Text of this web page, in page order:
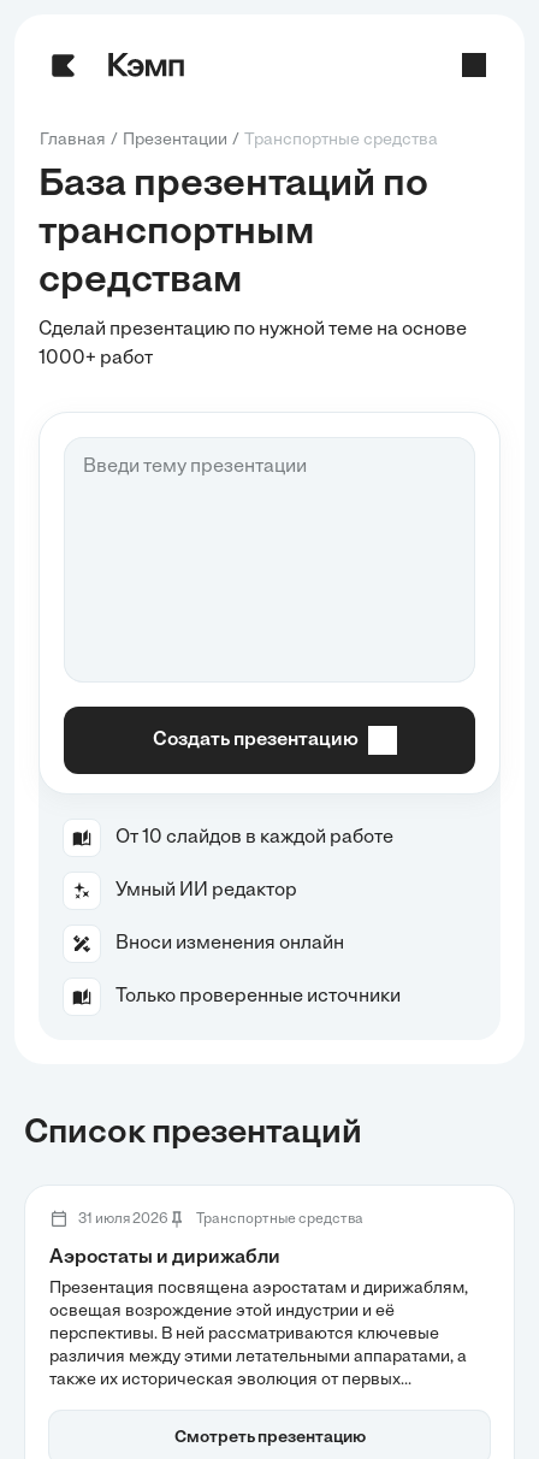
Главная Презентации Транспортные средства
База презентаций по
транспортным
средствам
Сделай презентацию по нужной теме на основе
1000+ работ
Создать презентацию
От 10 слайдов в каждой работе
Умный ИИ редактор
Вноси изменения онлайн
Только проверенные источники
Список презентаций
31 июля 2026 Транспортные средства
Аэростаты и дирижабли
Презентация посвящена аэростатам и дирижаблям,
освещая возрождение этой индустрии и её
перспективы. В ней рассматриваются ключевые
различия между этими летательными аппаратами, а
также их историческая эволюция от первых
конструкций. Также акцентируется внимание на
экологических преимуществах дирижаблей, таких как
Смотреть презентацию